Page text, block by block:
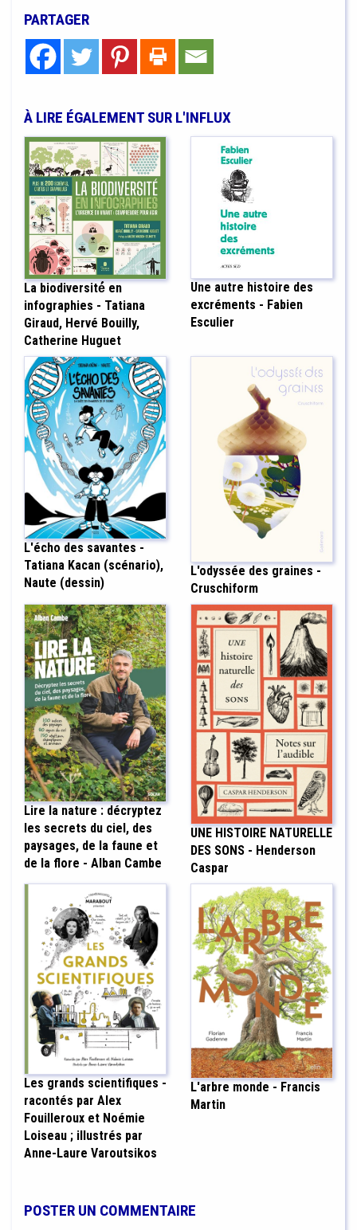
PARTAGER
À LIRE ÉGALEMENT SUR L'INFLUX
La biodiversité́ en
infographies - Tatiana
Giraud, Hervé Bouilly,
Catherine Huguet
Une autre histoire des
excréments - Fabien
Esculier
L'écho des savantes -
Tatiana Kacan (scénario),
Naute (dessin)
L'odyssée des graines -
Cruschiform
Lire la nature : décryptez
les secrets du ciel, des
paysages, de la faune et
de la flore - Alban Cambe
UNE HISTOIRE NATURELLE
DES SONS - Henderson
Caspar
Les grands scientifiques -
racontés par Alex
Fouilleroux et Noémie
Loiseau ; illustrés par
Anne-Laure Varoutsikos
L'arbre monde - Francis
Martin
POSTER UN COMMENTAIRE